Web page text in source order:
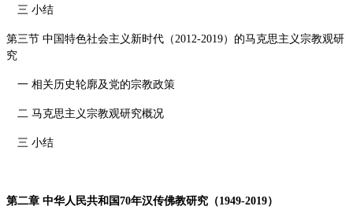
三 小结
第三节 中国特色社会主义新时代（ 2012-2019）的马克思主义宗教观研
究
一 相关历史轮廓及党的宗教政策
二 马克思主义宗教观研究概况
三 小结
第二章 中华人民共和国70年汉传佛教研究（1949-2019）